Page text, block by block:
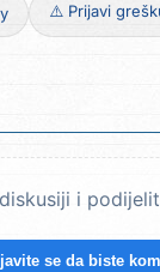
⚠️ Prijavi
i
se da biste